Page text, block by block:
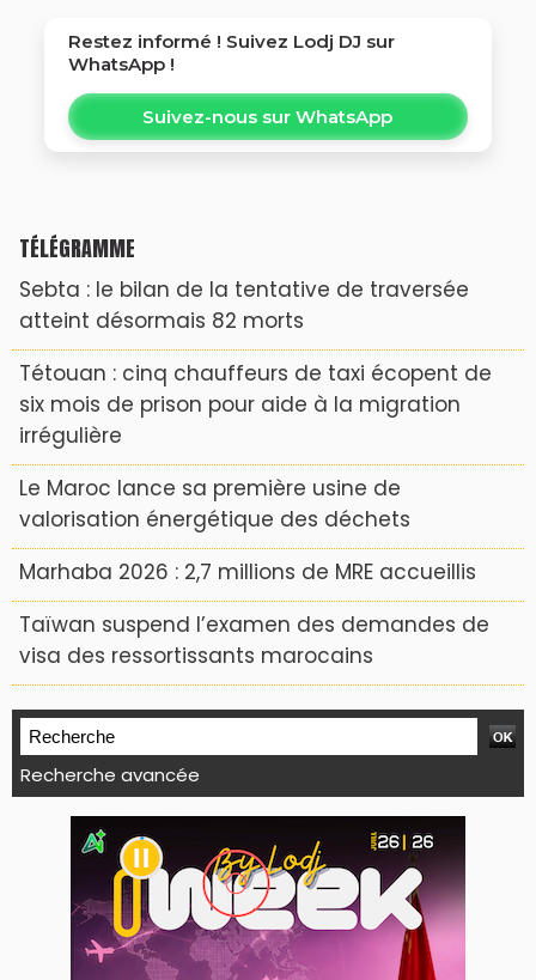
Restez informé ! Suivez Lodj DJ sur
WhatsApp !
Suivez-nous sur WhatsApp
TÉLÉGRAMME
Sebta : le bilan de la tentative de traversée
atteint désormais 82 morts
Tétouan : cinq chauffeurs de taxi écopent de
six mois de prison pour aide à la migration
irrégulière
Le Maroc lance sa première usine de
valorisation énergétique des déchets
Marhaba 2026 : 2,7 millions de MRE accueillis
Taïwan suspend l’examen des demandes de
visa des ressortissants marocains
Recherche avancée
WEB TV LODJ24 : Youtube, kick et twitch
Plein écran